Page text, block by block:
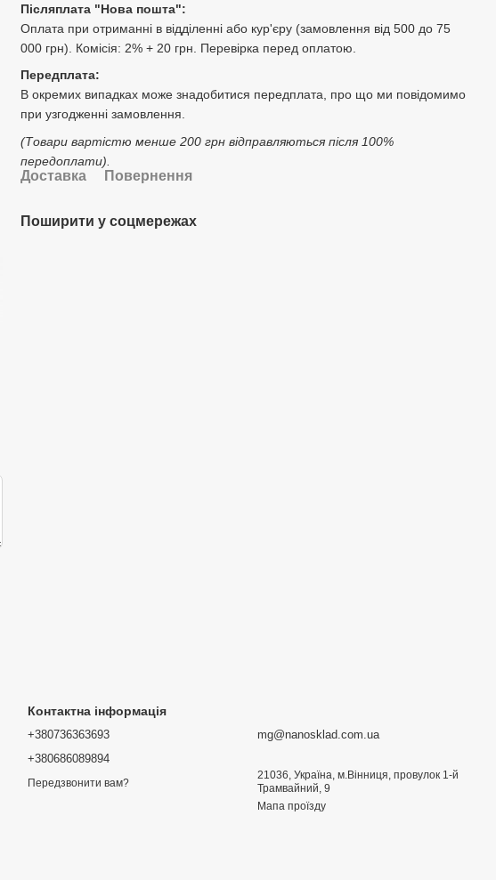
Післяплата "Нова пошта":
Оплата при отриманні в відділенні або кур'єру (замовлення від 500 до 75
000 грн). Комісія: 2% + 20 грн. Перевірка перед оплатою.
Передплата:
В окремих випадках може знадобитися передплата, про що ми повідомимо
при узгодженні замовлення.
(Товари вартістю менше 200 грн відправляються після 100%
передоплати).
Доставка Повернення
Поширити у соцмережах
Контактна інформація
+380736363693
+380686089894
Передзвонити вам?
mg@nanosklad.com.ua
21036, Україна, м.Вінниця, провулок 1-й
Трамвайний, 9
Мапа проїзду